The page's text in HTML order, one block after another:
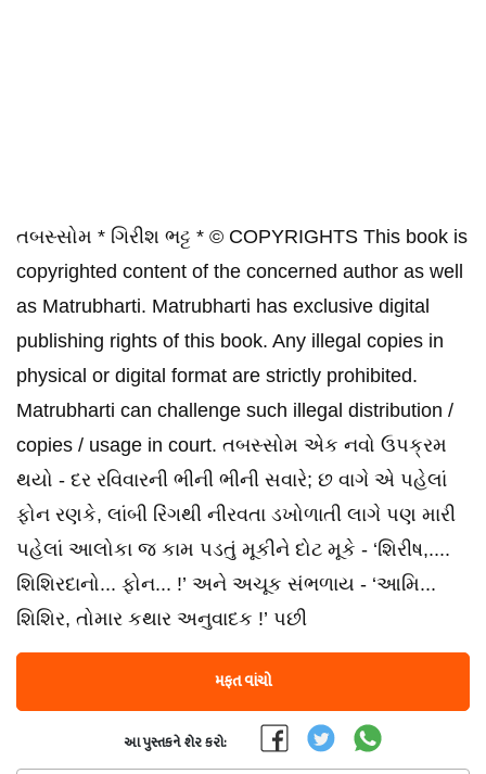
તબસ્સોમ * ગિરીશ ભટ્ટ * © COPYRIGHTS This book is
copyrighted content of the concerned author as well
as Matrubharti. Matrubharti has exclusive digital
publishing rights of this book. Any illegal copies in
physical or digital format are strictly prohibited.
Matrubharti can challenge such illegal distribution /
copies / usage in court. તબસ્સોમ એક નવો ઉપક્રમ
થયો - દર રવિવારની ભીની ભીની સવારે; છ વાગે એ પહેલાં
ફોન રણકે, લાંબી રિંગથી નીરવતા ડખોળાતી લાગે પણ મારી
પહેલાં આલોકા જ કામ પડતું મૂકીને દોટ મૂકે - ‘શિરીષ,....
શિશિરદાનો... ફોન... !’ અને અચૂક સંભળાય - ‘આમિ...
શિશિર, તોમાર કથાર અનુવાદક !’ પછી
મફત વાંચો
આ પુસ્તકને શેર કરો: